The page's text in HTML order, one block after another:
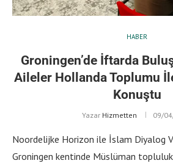
HABER
Groningen’de İftarda
Aileler Hollanda Toplumu
Konuştu
Yazar Hizmetten 09/
Noordelijke Horizon ile İslam Diyalog
Groningen kentinde Müslüman